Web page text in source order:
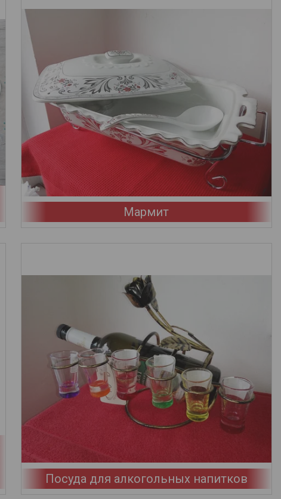
Мармит
Посуда для алкогольных напитков